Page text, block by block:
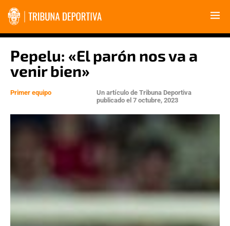
Pepelu: «El parón nos va a
venir bien»
Primer equipo Un artículo de Tribuna Deportiva
publicado el 7 octubre, 2023